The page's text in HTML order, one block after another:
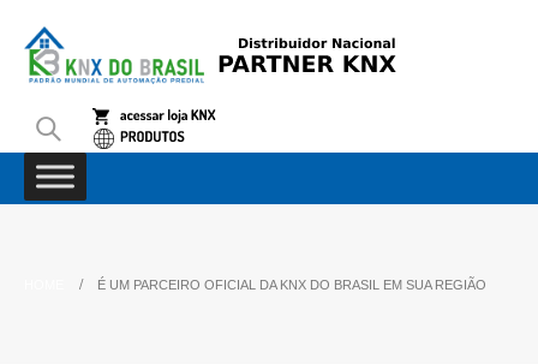
É UM PARCEIRO OFICIAL DA KNX DO BRASIL EM SUA REGIÃO